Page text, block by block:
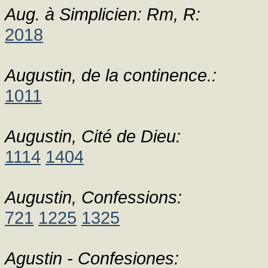
Aug. à Simplicien: Rm, R:
2018
Augustin, de la continence.:
1011
Augustin, Cité de Dieu:
1114 1404
Augustin, Confessions:
721 1225 1325
Agustin - Confesiones: